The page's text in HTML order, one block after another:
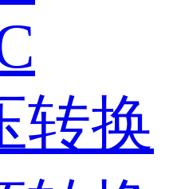
转换